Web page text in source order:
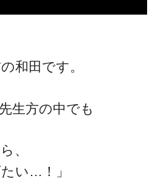
和田です。
生方の中でも
、
い…！」